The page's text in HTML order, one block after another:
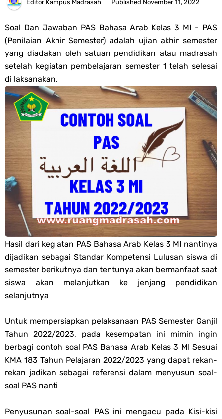
Tahun 2026
Bank Soal PAT Semester 2 Kelas 4 SD/MI Tahun 2026
Pendaftaran Akun Google Workspace bagi GTK Madrasah
Panduan GOOGLE WORKSPACE (GWS) Untuk Guru Madrasah
Bank Soal ASAT/PAT Kelas 5 SD/MI Kurikulum Merdeka Tahun 2026
Bank Soal PAT Kelas 6 SD/MI Semester 2 Kurikulum Merdeka Tahun
2026
Kisi-kisi Soal US/UM Jenjang SD/MI Tahun 2026 Lengkap
POS UM Jenjang MI, MTs Dan MA Tahun 2026
Jawaban Tugas Mandiri Dan Tugas Refleksi Modul Pedagogik SKI
PPG 2025
Jawaban Tugas Mandiri Dan Tugas Refleksi Modul Pedagogik Fiqih
PPG 2025
Akhlak PPG 2025
Jawaban Tugas Mandiri Dan Tugas Refleksi Modul Pedagogik Al-
Editor Kampus Madrasah Published November 11, 2022
Soal Dan Jawaban PAS Bahasa Arab Kelas 3 MI - PAS
(Penilaian Akhir Semester) adalah ujian akhir semester
yang diadakan oleh satuan pendidikan atau madrasah
setelah kegiatan pembelajaran semester 1 telah selesai
di laksanakan.
Hasil dari kegiatan PAS Bahasa Arab Kelas 3 MI nantinya
dijadikan sebagai Standar Kompetensi Lulusan siswa di
semester berikutnya dan tentunya akan bermanfaat saat
siswa akan melanjutkan ke jenjang pendidikan
selanjutnya
Untuk mempersiapkan pelaksanaan PAS Semester Ganjil
Tahun 2022/2023, pada kesempatan ini mimin ingin
berbagi contoh soal PAS Bahasa Arab Kelas 3 MI Sesuai
KMA 183 Tahun Pelajaran 2022/2023 yang dapat rekan-
rekan jadikan sebagai referensi dalam menyusun soal-
soal PAS nanti
Penyusunan soal-soal PAS ini mengacu pada Kisi-kisi